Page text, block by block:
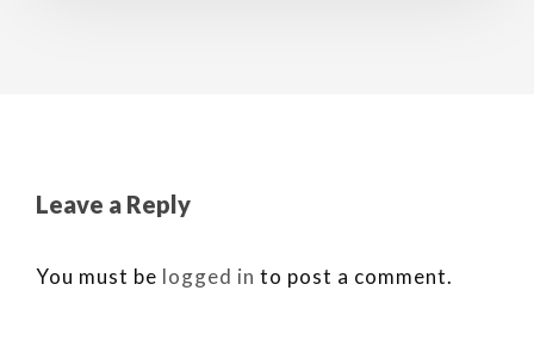
Leave a Reply
You must be logged in to post a comment.